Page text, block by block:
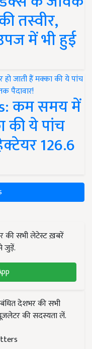
तस्वीर,
में भी हुई
कम समय में
की ये पांच
126.6
की सभी लेटेस्ट ख़बरें
जुड़ें.
देशभर की सभी
की सदस्यता लें.